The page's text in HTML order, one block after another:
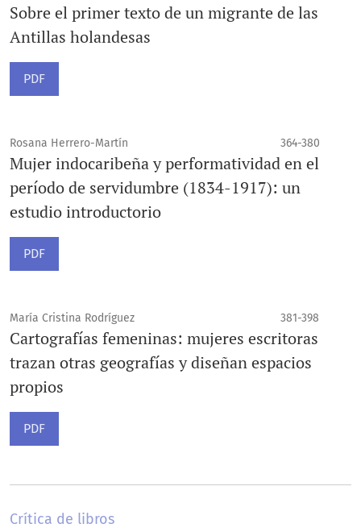
Sobre el primer texto de un migrante de las
Antillas holandesas
PDF
Rosana Herrero-Martín 364-380
Mujer indocaribeña y performatividad en el
período de servidumbre (1834-1917): un
estudio introductorio
PDF
María Cristina Rodríguez 381-398
Cartografías femeninas: mujeres escritoras
trazan otras geografías y diseñan espacios
propios
PDF
Crítica de libros